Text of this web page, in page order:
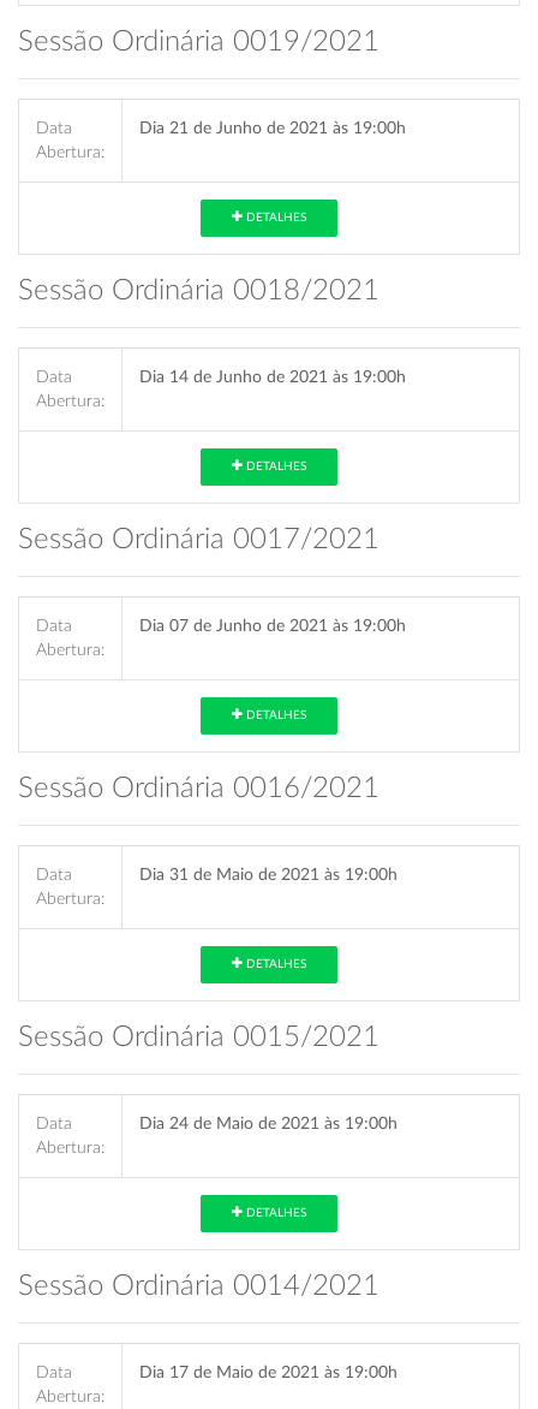
Sessão Ordinária 0019/2021
Data
Abertura:
Dia 21 de Junho de 2021 às 19:00h
DETALHES
Sessão Ordinária 0018/2021
Data
Abertura:
Dia 14 de Junho de 2021 às 19:00h
DETALHES
Sessão Ordinária 0017/2021
Data
Abertura:
Dia 07 de Junho de 2021 às 19:00h
DETALHES
Sessão Ordinária 0016/2021
Data
Abertura:
Dia 31 de Maio de 2021 às 19:00h
DETALHES
Sessão Ordinária 0015/2021
Data
Abertura:
Dia 24 de Maio de 2021 às 19:00h
DETALHES
Sessão Ordinária 0014/2021
Data
Abertura:
Dia 17 de Maio de 2021 às 19:00h